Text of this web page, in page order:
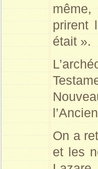
prirent
était ».
On a
et les